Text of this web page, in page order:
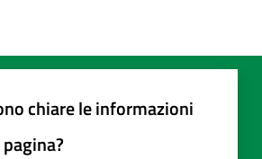
chiare le informazioni